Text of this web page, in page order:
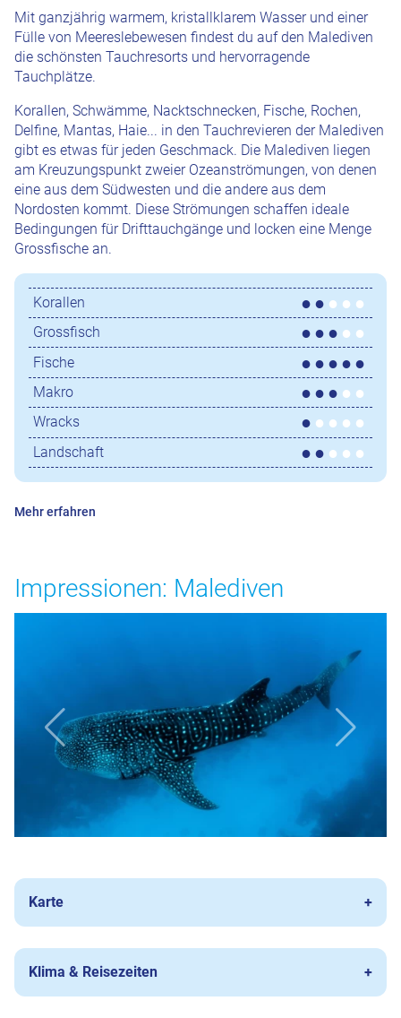
Mit ganzjährig warmem, kristallklarem Wasser und einer
Fülle von Meereslebewesen findest du auf den Malediven
die schönsten Tauchresorts und hervorragende
Tauchplätze.
Korallen, Schwämme, Nacktschnecken, Fische, Rochen,
Delfine, Mantas, Haie... in den Tauchrevieren der Malediven
gibt es etwas für jeden Geschmack. Die Malediven liegen
am Kreuzungspunkt zweier Ozeanströmungen, von denen
eine aus dem Südwesten und die andere aus dem
Nordosten kommt. Diese Strömungen schaffen ideale
Bedingungen für Drifttauchgänge und locken eine Menge
Grossfische an.
Korallen
Grossfisch
Fische
Makro
Wracks
Landschaft
Mehr erfahren
Impressionen: Malediven
Karte
Klima & Reisezeiten